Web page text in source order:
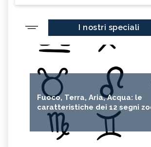
I nostri speciali
Fuoco, Terra, Aria, Acqua: le
caratteristiche dei 12 segni